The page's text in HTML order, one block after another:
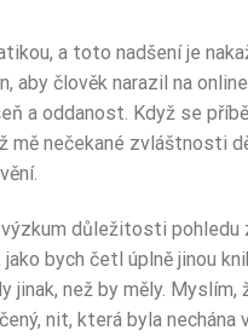
a toto nadšení je
aby člověk narazil na
a oddanost. Když se
mě nečekané zvláštnosti
důležitosti
bych četl úplně jinou
než by měly. Myslím,
nit, která byla nechána